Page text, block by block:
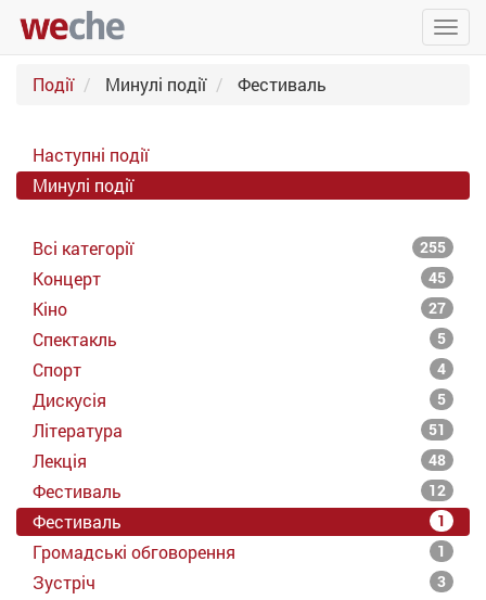
Події
Минулі події Фестиваль
Наступні події
Минулі події
Всі категорії 255
Концерт 45
Кіно 27
Спектакль 5
Спорт 4
Дискусія 5
Література 51
Лекція 48
Фестиваль 12
Фестиваль 1
Громадські обговорення 1
Зустріч 3